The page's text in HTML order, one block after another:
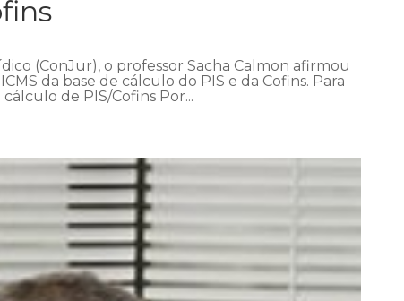
(ConJur), o professor Sacha Calmon afirmou
da base de cálculo do PIS e da Cofins. Para
de PIS/Cofins Por...